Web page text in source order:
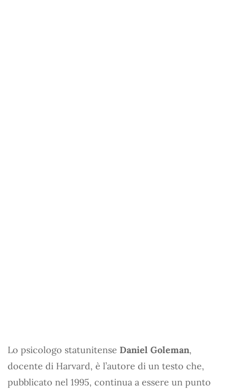
Lo psicologo statunitense Daniel Goleman,
docente di Harvard, è l’autore di un testo che,
pubblicato nel 1995, continua a essere un punto